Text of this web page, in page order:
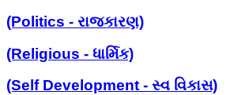
(Politics - રાજકારણ)
(Religious - ધાર્મિક)
(Self Development - સ્વ વિકાસ)